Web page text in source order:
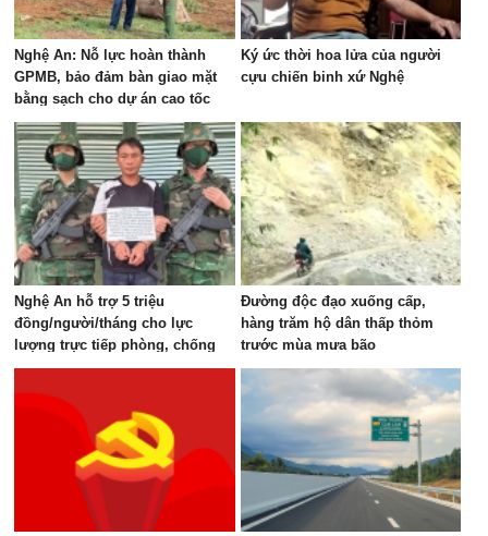
Nghệ An: Nỗ lực hoàn thành
GPMB, bảo đảm bàn giao mặt
bằng sạch cho dự án cao tốc
Vinh - Thanh Thủy
Ký ức thời hoa lửa của người
cựu chiến binh xứ Nghệ
Nghệ An hỗ trợ 5 triệu
đồng/người/tháng cho lực
lượng trực tiếp phòng, chống
ma túy
Đường độc đạo xuống cấp,
hàng trăm hộ dân thấp thỏm
trước mùa mưa bão